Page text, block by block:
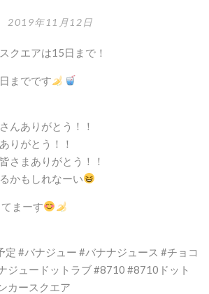
コ
届
た！
2019年11月12日
クエアは15日まで！
までです
んありがとう！！
りがとう！！
さまありがとう！！
かもしれなーい
まーす
定 #バナジュー #バナナジュース #チョコ
ジュードットラブ #8710 #8710ドット
カースクエア